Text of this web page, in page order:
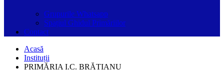
Grupurile Whatsapp
Spațiul Ghidul Primăriilor
Contact
Acasă
Instituții
PRIMĂRIA I.C. BRĂTIANU